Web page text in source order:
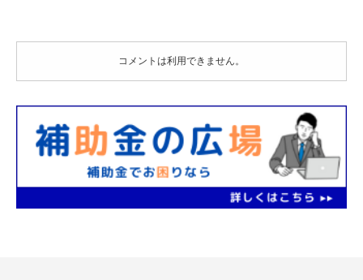
コメントは利用できません。